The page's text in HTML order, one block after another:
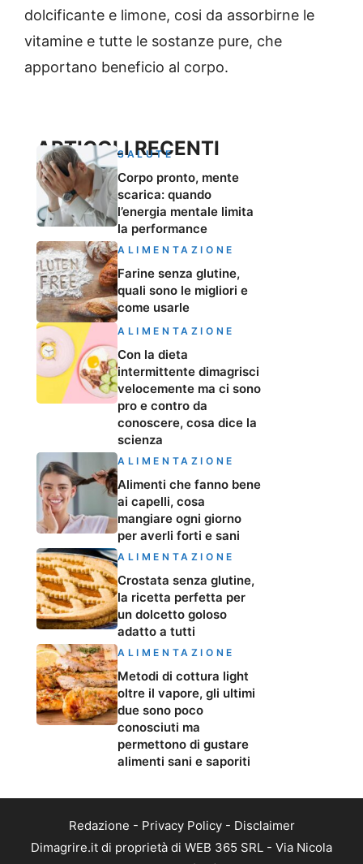
dolcificante e limone, cosi da assorbirne le
vitamine e tutte le sostanze pure, che
apportano beneficio al corpo.
ARTICOLI RECENTI
SALUTE
Corpo pronto, mente
scarica: quando
l’energia mentale limita
la performance
ALIMENTAZIONE
Farine senza glutine,
quali sono le migliori e
come usarle
ALIMENTAZIONE
Con la dieta
intermittente dimagrisci
velocemente ma ci sono
pro e contro da
conoscere, cosa dice la
scienza
ALIMENTAZIONE
Alimenti che fanno bene
ai capelli, cosa
mangiare ogni giorno
per averli forti e sani
ALIMENTAZIONE
Crostata senza glutine,
la ricetta perfetta per
un dolcetto goloso
adatto a tutti
ALIMENTAZIONE
Metodi di cottura light
oltre il vapore, gli ultimi
due sono poco
conosciuti ma
permettono di gustare
alimenti sani e saporiti
Redazione - Privacy Policy- Disclaimer
Dimagrire.it di proprietà di WEB 365 SRL - Via Nicola